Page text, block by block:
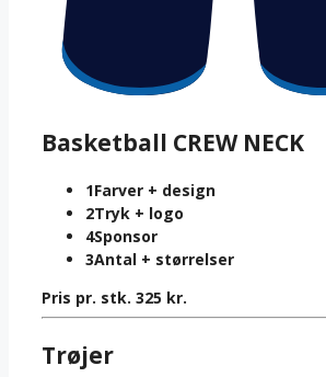
Basketball CREW NECK
1Farver + design
2Tryk + logo
4Sponsor
3Antal + størrelser
Pris pr. stk. 325 kr.
Trøjer